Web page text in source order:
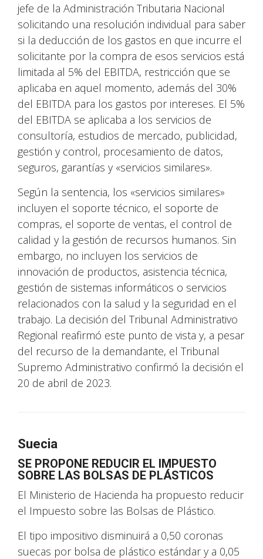
jefe de la Administración Tributaria Nacional
solicitando una resolución individual para saber
si la deducción de los gastos en que incurre el
solicitante por la compra de esos servicios está
limitada al 5% del EBITDA, restricción que se
aplicaba en aquel momento, además del 30%
del EBITDA para los gastos por intereses. El 5%
del EBITDA se aplicaba a los servicios de
consultoría, estudios de mercado, publicidad,
gestión y control, procesamiento de datos,
seguros, garantías y «servicios similares».
Según la sentencia, los «servicios similares»
incluyen el soporte técnico, el soporte de
compras, el soporte de ventas, el control de
calidad y la gestión de recursos humanos. Sin
embargo, no incluyen los servicios de
innovación de productos, asistencia técnica,
gestión de sistemas informáticos o servicios
relacionados con la salud y la seguridad en el
trabajo. La decisión del Tribunal Administrativo
Regional reafirmó este punto de vista y, a pesar
del recurso de la demandante, el Tribunal
Supremo Administrativo confirmó la decisión el
20 de abril de 2023.
Suecia
SE PROPONE REDUCIR EL IMPUESTO
SOBRE LAS BOLSAS DE PLÁSTICOS
El Ministerio de Hacienda ha propuesto reducir
el Impuesto sobre las Bolsas de Plástico.
El tipo impositivo disminuirá a 0,50 coronas
suecas por bolsa de plástico estándar y a 0,05